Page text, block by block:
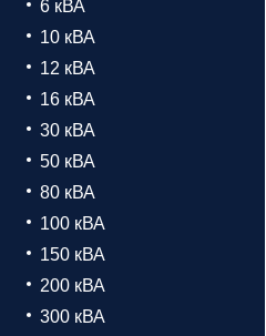
6 кВА
10 кВА
12 кВА
16 кВА
30 кВА
50 кВА
80 кВА
100 кВА
150 кВА
200 кВА
300 кВА